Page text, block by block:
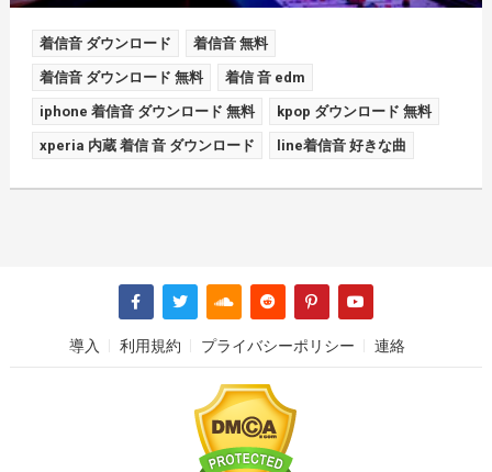
着信音 ダウンロード 着信音 無料
着信音 ダウンロード 無料 着信 音 edm
iphone 着信音 ダウンロード 無料 kpop ダウンロード 無料
xperia 内蔵 着信 音 ダウンロード line着信音 好きな曲
導入 利用規約 プライバシーポリシー 連絡